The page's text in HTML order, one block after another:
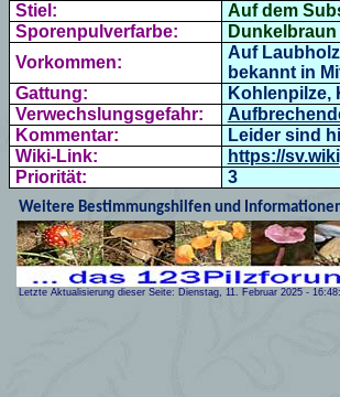
Stiel:
Auf dem
Sporenpulverfarbe:
Dunkelbraun
Vorkommen:
Auf
bekannt in
Gattung:
Kohlenpilze,
Verwechslungsgefahr:
Kommentar:
Leider sind
Wiki-Link:
https://
Priorität:
3
Weitere Bestimmungshilfen und
Letzte Aktualisierung dieser Seite: Dienstag, 11. Februar 2025 -